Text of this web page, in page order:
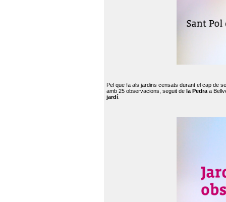
Pel que fa als jardins censats durant el cap de
amb 25 observacions, seguit de la Pedra a
jardí